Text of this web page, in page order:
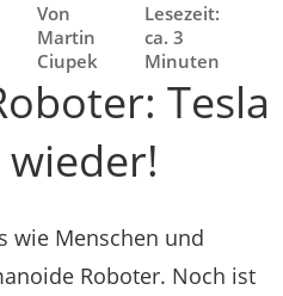
Von
Martin
Ciupek
Lesezeit:
ca. 3
Minuten
Tesla
wie Menschen und
Roboter. Noch ist